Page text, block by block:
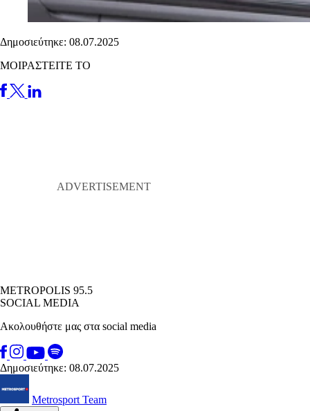
Δημοσιεύτηκε: 08.07.2025
ΜΟΙΡΑΣΤΕΙΤΕ ΤΟ
METROPOLIS 95.5
SOCIAL MEDIA
Ακολουθήστε μας στα social media
Δημοσιεύτηκε: 08.07.2025
Metrosport Team